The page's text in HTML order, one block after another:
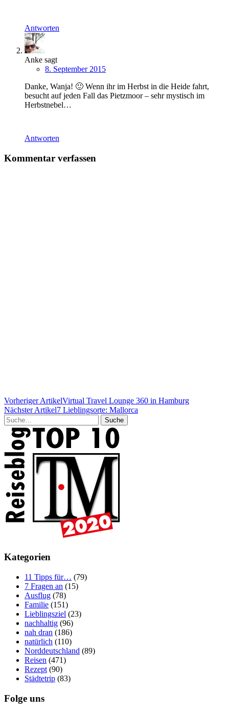
Antworten
Anke sagt
8. September 2015
Danke, Wanja! 🙂 Wenn ihr im Herbst in die Heide fahrt,
besucht auf jeden Fall das Pietzmoor – sehr mystisch im
Herbstnebel…
Antworten
Kommentar verfassen
Vorheriger ArtikelVirtual Travel Lounge 360 in Hamburg
Nächster Artikel7 Lieblingsorte: Mallorca
Suche
Kategorien
11 Tipps für… (79)
7 Fragen an (15)
Ausflug (78)
Familie (151)
Lieblingsziel (23)
nachhaltig (96)
nah dran (186)
natürlich (110)
Norddeutschland (89)
Reisen (471)
Rezept (90)
Städtetrip (83)
Folge uns